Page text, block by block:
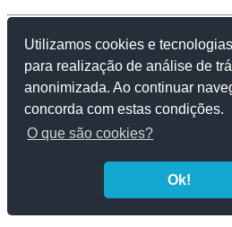
Utilizamos cookies e
para realização de análise de
anonimizada. Ao continuar
concorda com estas condições.
O que são cookies?
Ok!
Copyright © 2007-2023 |
reservados.